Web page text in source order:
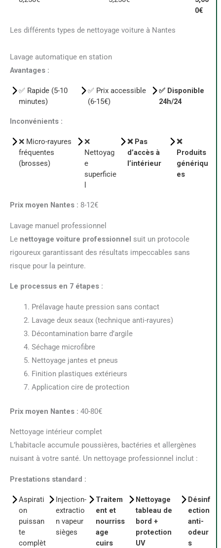
0€
Les différents types de nettoyage voiture à Nantes
Lavage automatique en station
Avantages :
✅ Rapide (5-10
minutes)
✅ Prix accessible
(6-15€)
✅ Disponible
24h/24
Inconvénients :
❌ Micro-rayures
fréquentes
(brosses)
❌
Nettoyag
e
superficie
❌ Pas
d’accès à
l’intérieur
❌
Produits
génériqu
es
Prix moyen Nantes : 8-12€
Lavage manuel professionnel
Le nettoyage voiture professionnel suit un protocole
rigoureux garantissant des résultats impeccables sans
risque pour la peinture.
Le processus en 7 étapes :
Prélavage haute pression sans contact
Lavage deux seaux (technique anti-rayures)
Décontamination barre d’argile
Séchage microfibre
Nettoyage jantes et pneus
Finition plastiques extérieurs
Application cire de protection
Prix moyen Nantes : 40-80€
Nettoyage intérieur complet
L’habitacle accumule poussières, bactéries et allergènes
nuisant à votre santé. Un nettoyage professionnel inclut :
Prestations standard :
Aspirati
on
puissan
te
complèt
Injection-
extractio
n vapeur
sièges
Traitem
ent et
nourriss
age
cuirs
Nettoyage
tableau de
bord +
protection
UV
Désinf
ection
anti-
odeur
s